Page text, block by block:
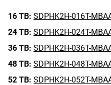
16 TB: SDPHK2H-016T-
24 TB: SDPHK2H-024T-
36 TB: SDPHK2H-036T-
48 TB: SDPHK2H-048T-
52 TB: SDPHK2H-052T-